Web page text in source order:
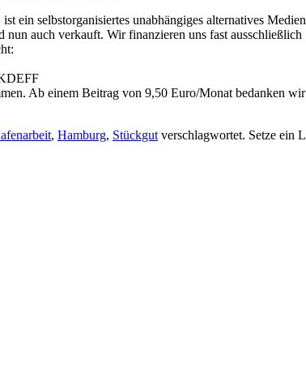
ein selbstorganisiertes unabhängiges alternatives
auch verkauft. Wir finanzieren uns fast ausschließlich
Ab einem Beitrag von 9,50 Euro/Monat bedanken
, Hamburg, Stückgut verschlagwortet. Setze ein